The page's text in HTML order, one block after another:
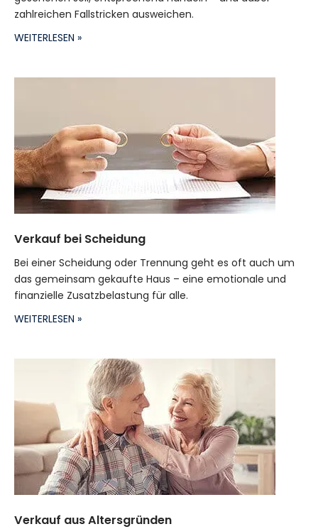
zahlreichen Fallstricken ausweichen.
WEITERLESEN »
Verkauf bei Scheidung
Bei einer Scheidung oder Trennung geht es oft auch um
das gemeinsam gekaufte Haus – eine emotionale und
finanzielle Zusatzbelastung für alle.
WEITERLESEN »
Verkauf aus Altersgründen